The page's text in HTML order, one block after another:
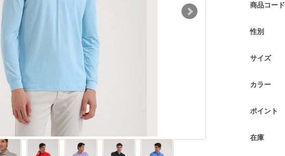
商品コード
性別
サイズ
カラー
ポイント
在庫